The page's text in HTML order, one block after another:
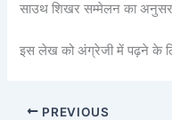
साउथ शिखर सम्मेलन का
इस लेख को अंग्रेजी में पढ़ने के
PREVIOUS